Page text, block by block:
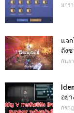
มกร
แจ
ถัง
กันย
อย่า
กรก